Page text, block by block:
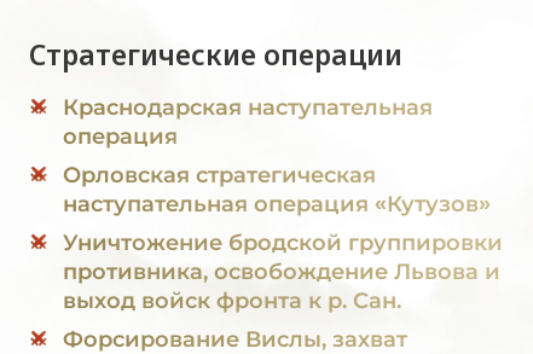
Стратегические операции
Краснодарская наступательная
операция
Орловская стратегическая
наступательная операция «Кутузов»
Уничтожение бродской группировки
противника, освобождение Львова и
выход войск фронта к р. Сан.
Форсирование Вислы, захват